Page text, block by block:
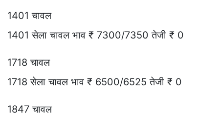
1401 चावल
1401 सेला चावल भाव ₹ 7300/7350 तेजी ₹ 0
1718 चावल
1718 सेला चावल भाव ₹ 6500/6525 तेजी ₹ 0
1847 चावल